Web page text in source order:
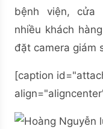
bệnh viện, cửa
nhiều khách
đặt camera giám
[caption